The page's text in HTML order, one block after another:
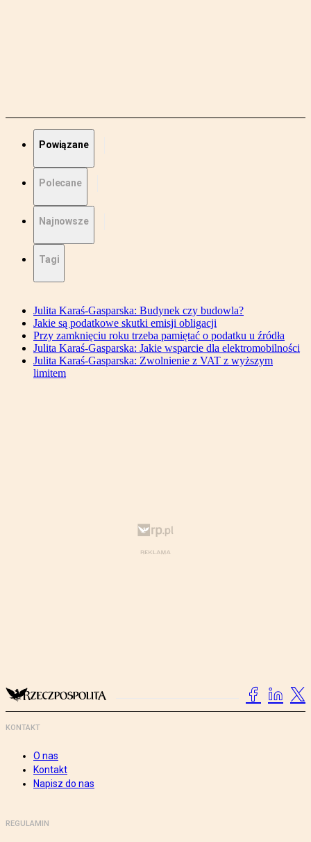
Powiązane
Polecane
Najnowsze
Tagi
Julita Karaś-Gasparska: Budynek czy budowla?
Jakie są podatkowe skutki emisji obligacji
Przy zamknięciu roku trzeba pamiętać o podatku u źródła
Julita Karaś-Gasparska: Jakie wsparcie dla elektromobilności
Julita Karaś-Gasparska: Zwolnienie z VAT z wyższym
limitem
KONTAKT
O nas
Kontakt
Napisz do nas
REGULAMIN